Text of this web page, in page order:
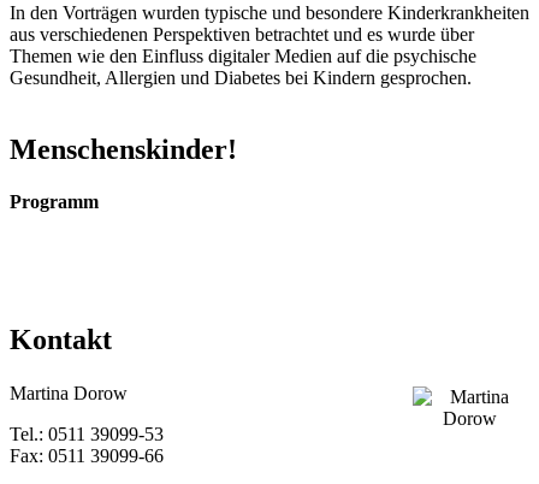
In den Vorträgen wurden typische und besondere Kinderkrankheiten
aus verschiedenen Perspektiven betrachtet und es wurde über
Themen wie den Einfluss digitaler Medien auf die psychische
Gesundheit, Allergien und Diabetes bei Kindern gesprochen.
Menschenskinder!
Programm
Kontakt
Martina Dorow
Tel.: 0511 39099-53
Fax: 0511 39099-66